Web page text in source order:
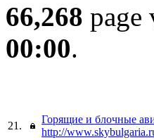
66,268 page
00:00.
21.
Горящие и блочные
http://